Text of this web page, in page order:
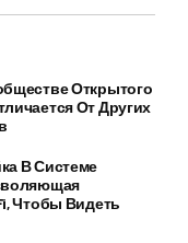
Открытого
От Других
В Системе
Чтобы Видеть